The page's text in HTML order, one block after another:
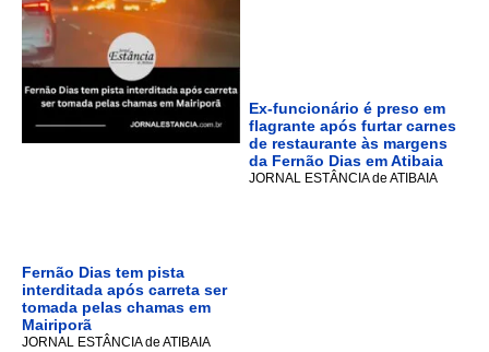
Fernão Dias tem pista
interditada após carreta ser
tomada pelas chamas em
Mairiporã
JORNAL ESTÂNCIA de ATIBAIA
Ex-funcionário é preso em
flagrante após furtar carnes
de restaurante às margens
da Fernão Dias em Atibaia
JORNAL ESTÂNCIA de ATIBAIA